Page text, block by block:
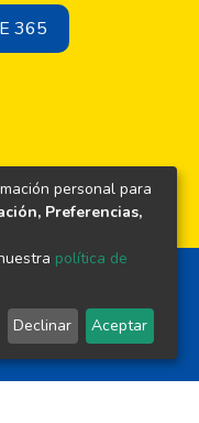
365
personal para
Preferencias,
política de
Declinar Aceptar